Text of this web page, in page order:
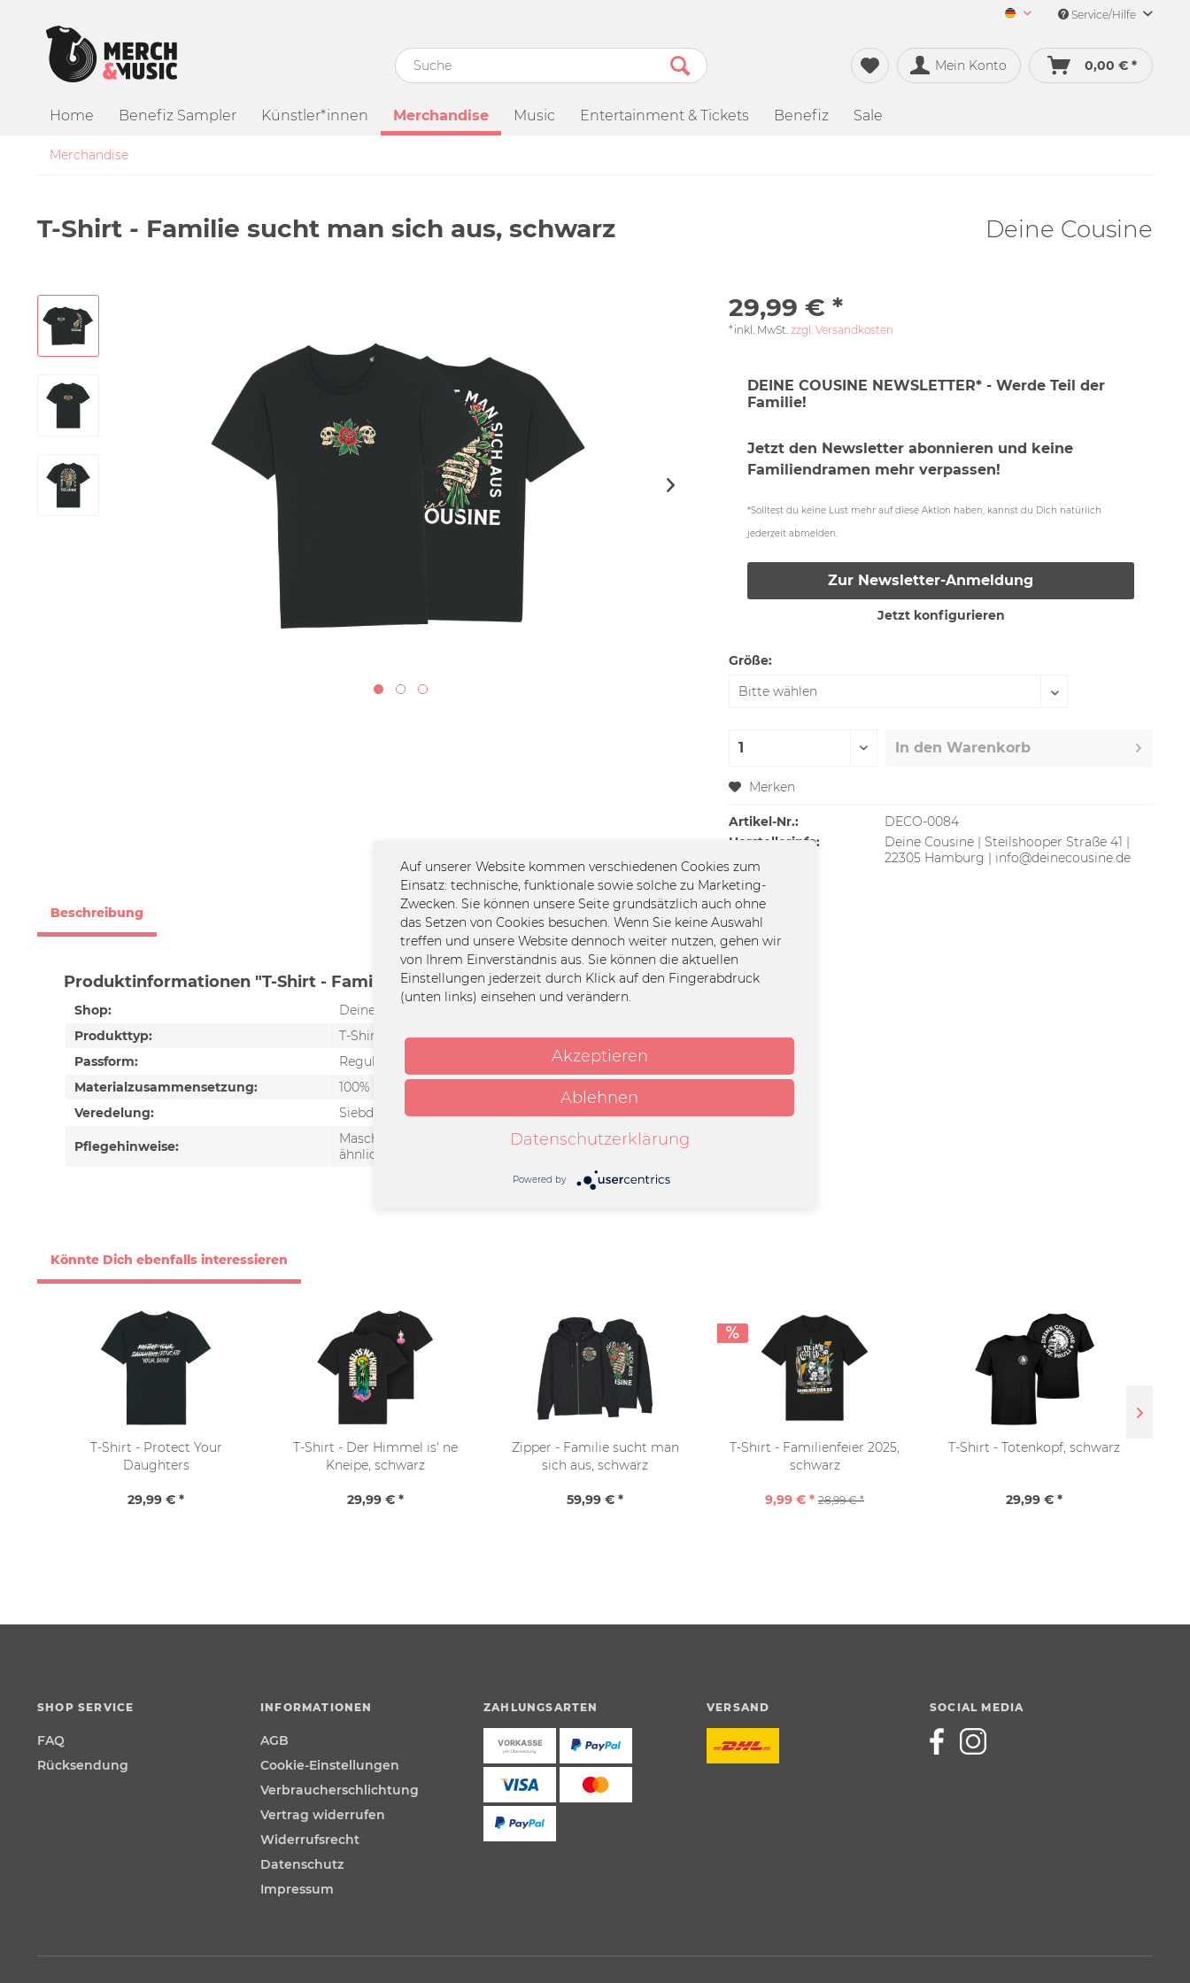
Merch&Music Deutsch
Service/Hilfe
Mein Konto 0,00 € *
Home Benefiz Sampler Künstler*innen Merchandise Music Entertainment & Tickets Benefiz Sale
Merchandise
T-Shirt - Familie sucht man sich aus, schwarz Deine Cousine
29,99 € *
*inkl. MwSt.zzgl. Versandkosten
DEINE COUSINE NEWSLETTER* - Werde Teil der
Familie!
Jetzt den Newsletter abonnieren und keine
Familiendramen mehr verpassen!
*Solltest du keine Lust mehr auf diese Aktion haben, kannst du Dich natürlich
jederzeit abmelden.
Zur Newsletter-Anmeldung
Jetzt konfigurieren
Größe:
In den Warenkorb
Merken
Artikel-Nr.:
DECO-0084
Herstellerinfo:
Deine Cousine | Steilshooper Straße 41 |
22305 Hamburg | info@deinecousine.de
Beschreibung
Produktinformationen "T-Shirt - Familie sucht man sich aus, schwarz"
Shop:
Deine Cousine
Produkttyp:
T-Shirt
Passform:
Regular Fit
Materialzusammensetzung:
100% Baumwolle
Veredelung:
Siebdruck
Pflegehinweise:
Maschinenwäsche bei 30°C, Mit
ähnlichen Farben waschen
Könnte Dich ebenfalls interessieren
T-Shirt - Protect Your
Daughters
29,99 € *
T-Shirt - Der Himmel is' ne
Kneipe, schwarz
29,99 € *
Zipper - Familie sucht man
sich aus, schwarz
59,99 € *
T-Shirt - Familienfeier 2025,
schwarz
9,99 € * 28,99 € *
T-Shirt - Totenkopf, schwarz
29,99 € *
SHOP SERVICE
FAQ
Rücksendung
INFORMATIONEN
AGB
Cookie-Einstellungen
Verbraucherschlichtung
Vertrag widerrufen
Widerrufsrecht
Datenschutz
Impressum
ZAHLUNGSARTEN VERSAND SOCIAL MEDIA
Auf unserer Website kommen verschiedenen Cookies zum
Einsatz: technische, funktionale sowie solche zu Marketing-
Zwecken. Sie können unsere Seite grundsätzlich auch ohne
das Setzen von Cookies besuchen. Wenn Sie keine Auswahl
treffen und unsere Website dennoch weiter nutzen, gehen wir
von Ihrem Einverständnis aus. Sie können die aktuellen
Einstellungen jederzeit durch Klick auf den Fingerabdruck
(unten links) einsehen und verändern.
Akzeptieren
Ablehnen
Datenschutzerklärung
Powered by